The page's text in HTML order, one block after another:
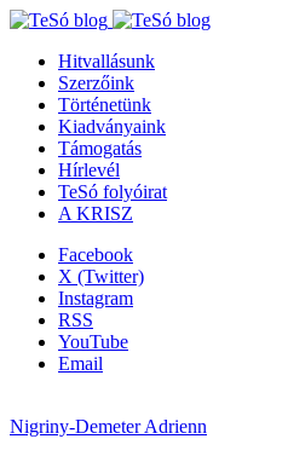
Hitvallásunk
Szerzőink
Történetünk
Kiadványaink
Támogatás
Hírlevél
TeSó folyóirat
A KRISZ
Facebook
X (Twitter)
Instagram
RSS
YouTube
Email
Nigriny-Demeter Adrienn